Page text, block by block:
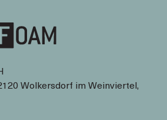
Wolkersdorf im Weinviertel,